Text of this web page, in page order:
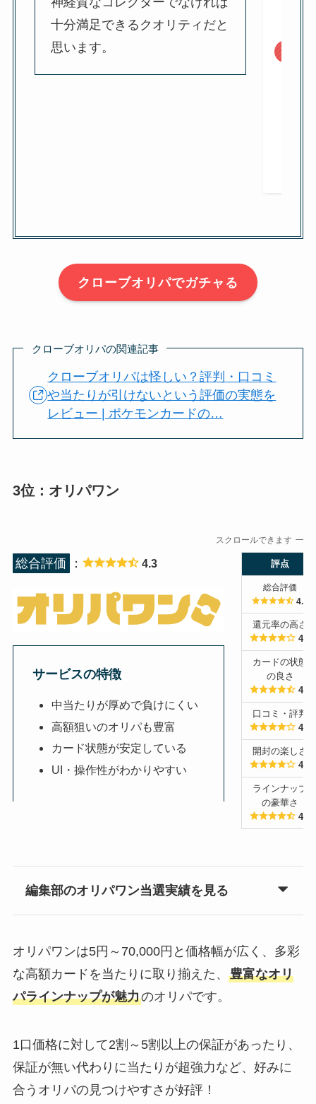
十分満足できるクオリティだと
思います。
クローブオリパでガチャる
クローブオリパの関連記事
クローブオリパは怪しい？評判・口コミ
や当たりが引けないという評価の実態を
レビュー | ポケモンカードの…
3位：オリパワン
スクロールできます
総合評価 ： 4.3
サービスの特徴
中当たりが厚めで負けにくい
高額狙いのオリパも豊富
カード状態が安定している
UI・操作性がわかりやすい
評点
総合評価
4.3
還元率の高さ
4.0
カードの状態
の良さ
4.5
口コミ・評判
4.0
開封の楽しさ
4.0
ラインナップ
の豪華さ
4.5
編集部のオリパワン当選実績を見る
オリパワンは5円～70,000円と価格幅が広く、多彩
な高額カードを当たりに取り揃えた、 豊富なオリ
パラインナップが魅力のオリパです。
1口価格に対して2割～5割以上の保証があったり、
保証が無い代わりに当たりが超強力など、好みに
合うオリパの見つけやすさが好評！